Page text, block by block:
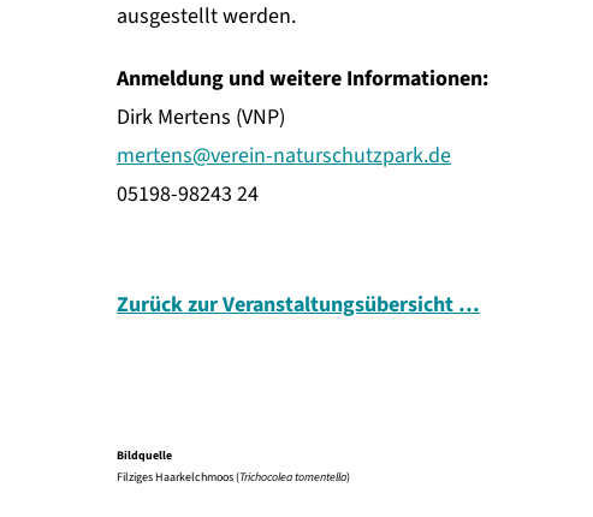
ausgestellt werden.
Anmeldung und weitere Informationen:
Dirk Mertens (VNP)
mertens@verein-naturschutzpark.de
05198-98243 24
Zurück zur Veranstaltungsübersicht …
Bildquelle
Filziges Haarkelchmoos (Trichocolea tomentella)